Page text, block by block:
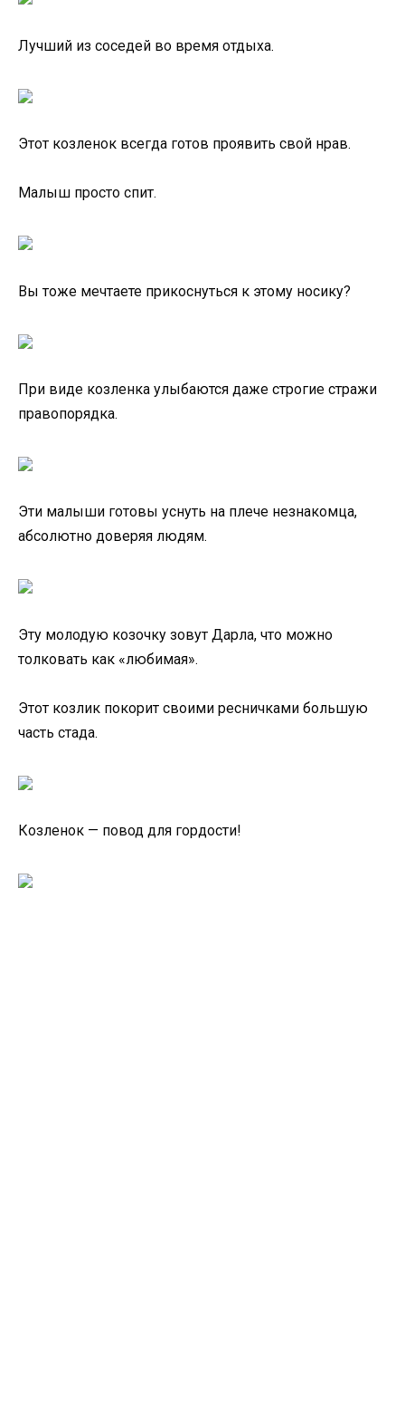
Лучший из соседей во время отдыха.
Этот козленок всегда готов проявить свой нрав.
Малыш просто спит.
Вы тоже мечтаете прикоснуться к этому носику?
При виде козленка улыбаются даже строгие стражи
правопорядка.
Эти малыши готовы уснуть на плече незнакомца,
абсолютно доверяя людям.
Эту молодую козочку зовут Дарла, что можно
толковать как «любимая».
Этот козлик покорит своими ресничками большую
часть стада.
Козленок — повод для гордости!